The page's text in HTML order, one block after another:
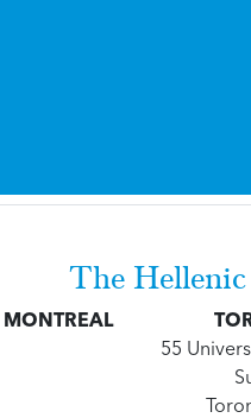
The
MONTREAL
55